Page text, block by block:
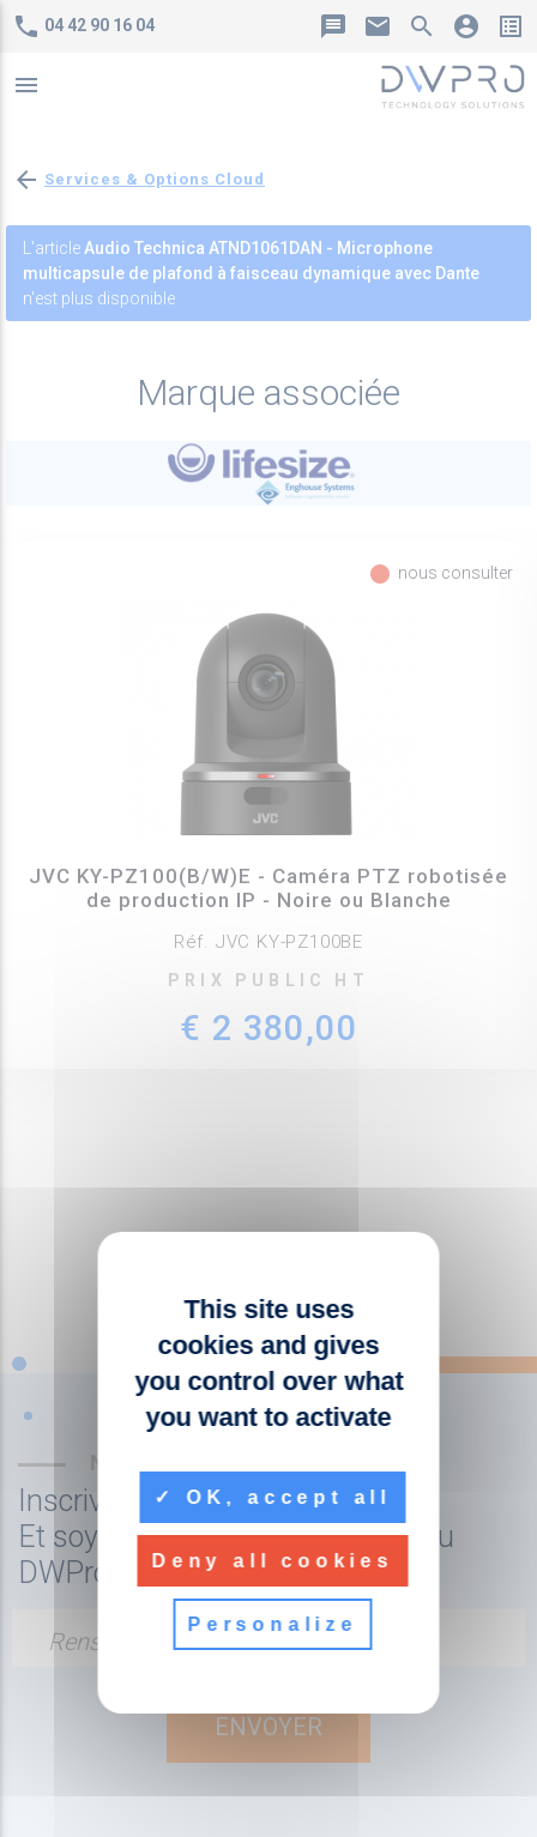
phone 04 42 90 16 04 message mail search account_circle list_alt
menu
arrow_back Services & Options Cloud
L'article Audio Technica ATND1061DAN - Microphone
multicapsule de plafond à faisceau dynamique avec Dante
n'est plus disponible
Marque associée
fiber_manual_record nous consulter
JVC KY-PZ100(B/W)E - Caméra PTZ robotisée
de production IP - Noire ou Blanche
Réf. JVC KY-PZ100BE
PRIX PUBLIC HT
€ 2 380,00
NEWSLETTER
Inscrivez-vous à la newsletter
Et soyez tenu au courant de l'actu
DWPro
Renseignez votre adresse email
This site uses
cookies and gives
you control over what
you want to activate
OK, accept all
Deny all cookies
Personalize